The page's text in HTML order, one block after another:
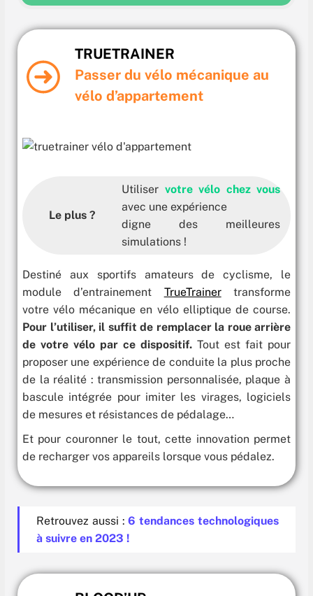
TRUETRAINER
Passer du vélo mécanique au
vélo d’appartement
Le plus ?
Utiliser votre vélo chez vous
avec une expérience
digne des meilleures
simulations !
Destiné aux sportifs amateurs de cyclisme, le
module d’entrainement TrueTrainertransforme
votre vélo mécanique en vélo elliptique de course.
Pour l’utiliser, il suffit de remplacer la roue arrière
de votre vélo par ce dispositif. Tout est fait pour
proposer une expérience de conduite la plus proche
de la réalité : transmission personnalisée, plaque à
bascule intégrée pour imiter les virages, logiciels
de mesures et résistances de pédalage…
Et pour couronner le tout, cette innovation permet
de recharger vos appareils lorsque vous pédalez.
Retrouvez aussi :6 tendances technologiques
à suivre en 2023 !